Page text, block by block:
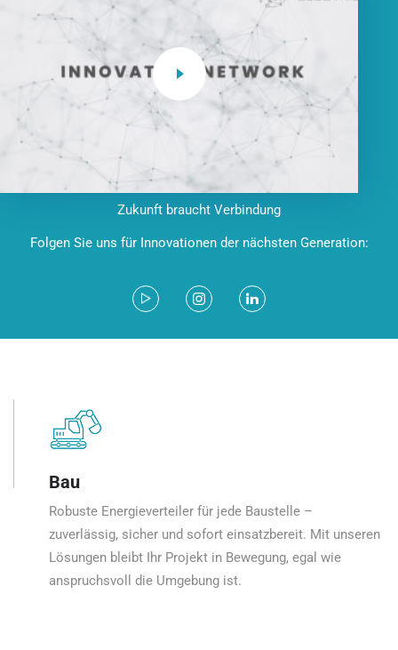
Zukunft braucht Verbindung
Folgen Sie uns für Innovationen der nächsten Generation:
Bau
Robuste Energieverteiler für jede Baustelle –
zuverlässig, sicher und sofort einsatzbereit. Mit unseren
Lösungen bleibt Ihr Projekt in Bewegung, egal wie
anspruchsvoll die Umgebung ist.